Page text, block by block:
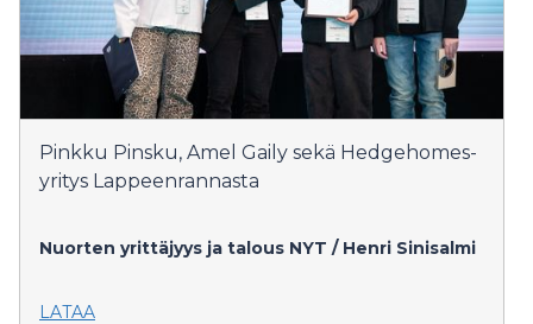
Pinkku Pinsku, Amel Gaily sekä Hedgehomes-
yritys Lappeenrannasta
Nuorten yrittäjyys ja talous NYT / Henri Sinisalmi
LATAA